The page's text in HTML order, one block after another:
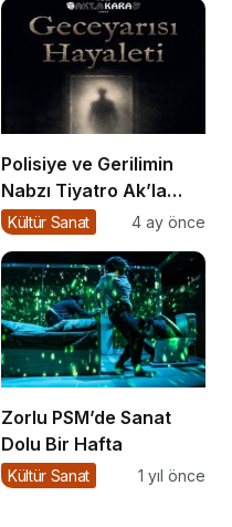
Filmler Açıklandı
Polisiye ve Gerilimin
Nabzı Tiyatro Ak’la
Kara’da Atıyor
Kültür Sanat 4 ay önce
Zorlu PSM’de Sanat
Dolu Bir Hafta
Kültür Sanat 1 yıl önce